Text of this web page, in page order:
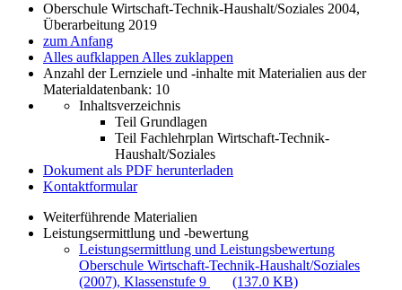
Oberschule Wirtschaft-Technik-Haushalt/Soziales 2004,
Überarbeitung 2019
zum Anfang
Alles aufklappen Alles zuklappen
Anzahl der Lernziele und -inhalte mit Materialien aus der
Materialdatenbank: 10
Inhaltsverzeichnis
Teil Grundlagen
Teil Fachlehrplan Wirtschaft-Technik-
Haushalt/Soziales
Dokument als PDF herunterladen
Kontaktformular
Weiterführende Materialien
Leistungsermittlung und -bewertung
Leistungsermittlung und Leistungsbewertung
Oberschule Wirtschaft-Technik-Haushalt/Soziales
(2007), Klassenstufe 9
(137.0 KB)